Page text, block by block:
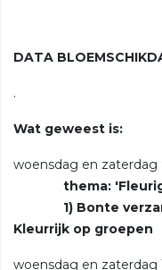
DATA
.
Wat geweest is:
woensdag en zaterdag
thema:
1) Bonte
Kleurrijk op groepen
woensdag en zaterdag